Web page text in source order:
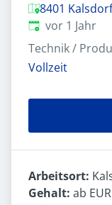
8401
Veröffentlicht
vor 1 Jahr
Technik /
Vollzeit
Arbeitsort:
Gehalt: ab